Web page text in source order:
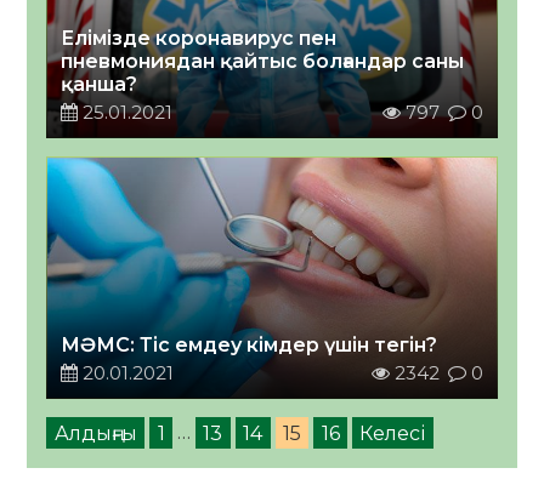
Елімізде коронавирус пен
пневмониядан қайтыс болғандар саны
қанша?
25.01.2021
797 0
МӘМС: Тіс емдеу кімдер үшін тегін?
20.01.2021
2342 0
Алдыңғы 1 … 13 14 15 16 Келесі